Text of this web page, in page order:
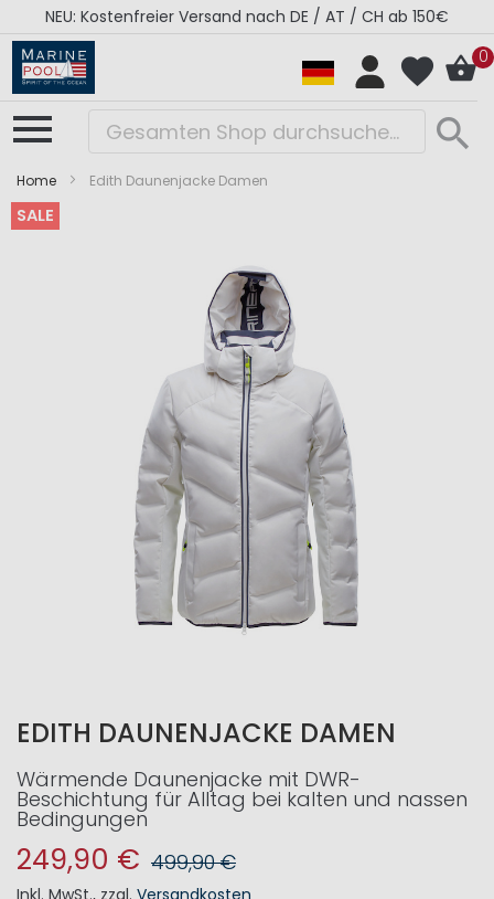
NEU: Kostenfreier Versand nach DE / AT / CH ab 150€
0
Home Edith Daunenjacke Damen
SALE
Zum
Zum
EDITH DAUNENJACKE DAMEN
Wärmende Daunenjacke mit DWR-
Beschichtung für Alltag bei kalten und nassen
Bedingungen
249,90 € 499,90 €
Inkl. MwSt., zzgl. Versandkosten